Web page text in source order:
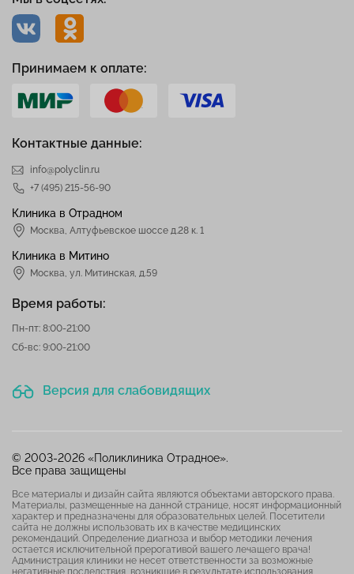
Контактные данные:
info@polyclin.ru
+7 (495) 215-56-90
Клиника в Отрадном
Москва, Алтуфьевское шоссе д.28 к. 1
Клиника в Митино
Москва, ул. Митинская, д.59
Время работы:
Пн-пт: 8:00-21:00
Сб-вс: 9:00-21:00
Версия для слабовидящих
Принимаем к оплате:
© 2003-2026 «Поликлиника Отрадное».
Все права защищены
Все материалы и дизайн сайта являются объектами авторского права.
Материалы, размещенные на данной странице, носят информационный
характер и предназначены для образовательных целей. Посетители
сайта не должны использовать их в качестве медицинских
рекомендаций. Определение диагноза и выбор методики лечения
остается исключительной прерогативой вашего лечащего врача!
Администрация клиники не несет ответственности за возможные
негативные последствия, возникшие в результате использования